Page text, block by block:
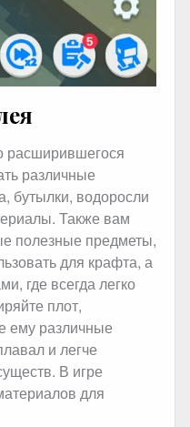
расширившегося
различные
бутылки, водоросли
Также вам
полезные предметы,
для крафта, а
где всегда легко
плот,
ему различные
и легче
В игре
для